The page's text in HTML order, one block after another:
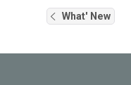
What' New